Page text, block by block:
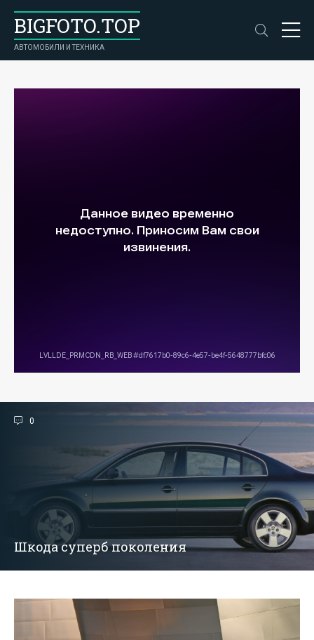
BIGFOTO.TOP
АВТОМОБИЛИ И ТЕХНИКА
0
Шкода суперб поколения